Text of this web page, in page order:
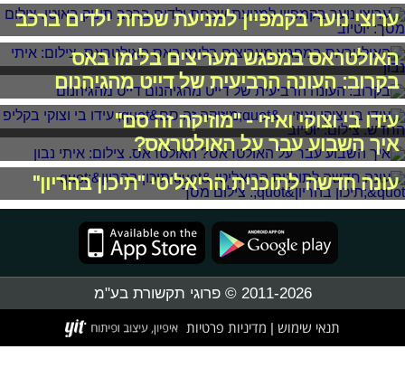
ערוצי נוער בקמפיין למניעת שכחת ילדים ברכב
האולטראס במפגש מעריצים בלימו באס
בקרוב: העונה הרביעית של דייט מהגיהנום
עידו בי וצוקי ואיזי - "מוזיקה זה סם"
איך השבוע עבר על האולטראס?
עונה חדשה לתוכנית הריאליטי "תיכון בהריון"
2011-2026 © פרוגי תקשורת בע"מ
תנאי שימוש מדיניות פרטיות